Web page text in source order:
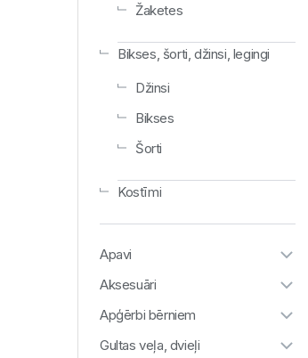
Žaketes
Bikses, šorti, džinsi, legingi
Džinsi
Bikses
Šorti
Kostīmi
Apavi
Aksesuāri
Apģērbi bērniem
Gultas veļa, dvieļi